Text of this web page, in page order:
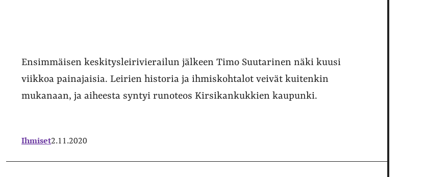
Ensimmäisen keskitysleirivierailun jälkeen Timo Suutarinen näki kuusi
viikkoa painajaisia. Leirien historia ja ihmiskohtalot veivät kuitenkin
mukanaan, ja aiheesta syntyi runoteos Kirsikankukkien kaupunki.
Ihmiset2.11.2020